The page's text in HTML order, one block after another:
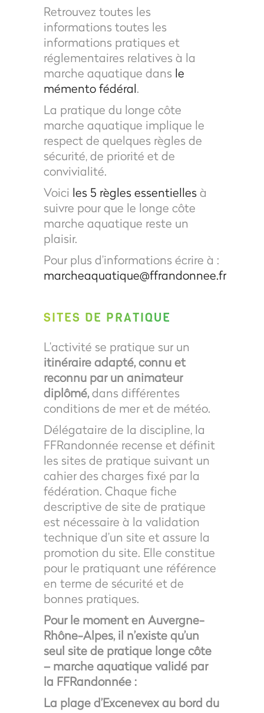
Retrouvez toutes les
informations toutes les
informations pratiques et
réglementaires relatives à la
marche aquatique dans le
mémento fédéral.
La pratique du longe côte
marche aquatique implique le
respect de quelques règles de
sécurité, de priorité et de
convivialité.
Voici les 5 règles essentiellesà
suivre pour que le longe côte
marche aquatique reste un
plaisir.
Pour plus d’informations écrire à :
marcheaquatique@ffrandonnee.fr
SITES DE PRATIQUE
L’activité se pratique sur un
itinéraire adapté, connu et
reconnu par un animateur
diplômé,dans différentes
conditions de mer et de météo.
Délégataire de la discipline, la
FFRandonnée recense et définit
les sites de pratique suivant un
cahier des charges fixé par la
fédération. Chaque fiche
descriptive de site de pratique
est nécessaire à la validation
technique d’un site et assure la
promotion du site. Elle constitue
pour le pratiquant une référence
en terme de sécurité et de
bonnes pratiques.
Pour le moment en Auvergne-
Rhône-Alpes, il n’existe qu’un
seul site de pratique longe côte
– marche aquatique validé par
la FFRandonnée :
La plage d’Excenevex au bord du